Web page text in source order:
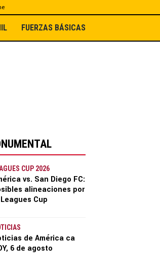
FUERZAS BÁSICAS
CUP 2026
vs. San Diego FC:
alineaciones por
Cup
de América ca
6 de agosto